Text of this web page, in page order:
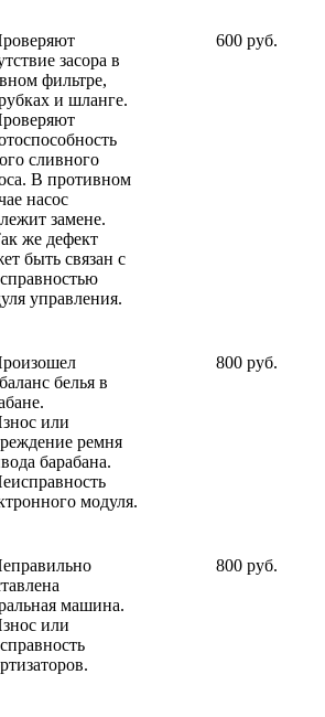
засора в
фильтре,
и шланге.
сливного
В противном
насос
замене.
же дефект
быть связан с
управления.
600 руб.
белья в
или
ремня
барабана.
модуля.
800 руб.
машина.
или
800 руб.